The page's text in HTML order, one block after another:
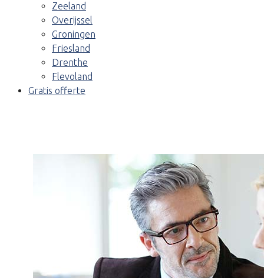
Zeeland
Overijssel
Groningen
Friesland
Drenthe
Flevoland
Gratis offerte